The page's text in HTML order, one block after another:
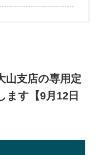
山支店の専用定
ます【9月12日